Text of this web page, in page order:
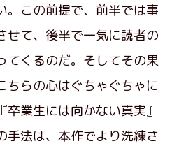
。この前提で、前半では事
せて、後半で一気に読者の
てくるのだ。そしてその果
ちらの心はぐちゃぐちゃに
業生には向かない真実』
手法は、本作でより洗練さ